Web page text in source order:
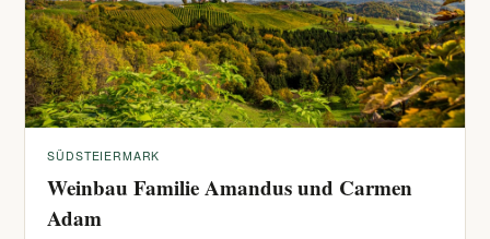
SÜDSTEIERMARK
Weinbau Familie Amandus und Carmen
Adam